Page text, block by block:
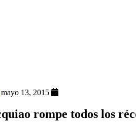
mayo 13, 2015
rompe todos los